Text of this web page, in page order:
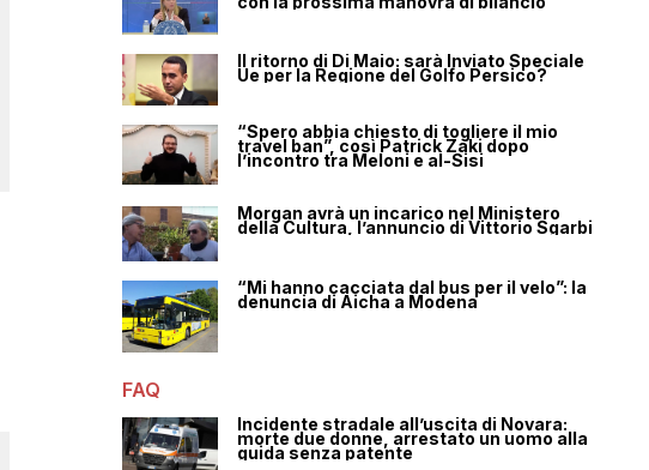
Il ritorno di Di Maio: sarà Inviato Speciale
Ue per la Regione del Golfo Persico?
“Spero abbia chiesto di togliere il mio
travel ban”, così Patrick Zaki dopo
l’incontro tra Meloni e al-Sisi
Morgan avrà un incarico nel Ministero
della Cultura, l’annuncio di Vittorio Sgarbi
“Mi hanno cacciata dal bus per il velo”: la
denuncia di Aicha a Modena
FAQ
Incidente stradale all’uscita di Novara:
morte due donne, arrestato un uomo alla
guida senza patente